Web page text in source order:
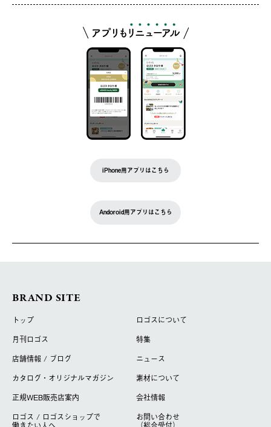
iPhone用アプリはこちら
Andoroid用アプリはこちら
BRAND SITE
トップ
ロゴスについて
月刊ロゴス
特集
店舗情報 / ブログ
ニュース
カタログ・オリジナルマガジン
素材について
正規WEB販売店案内
会社情報
ロゴス / ロゴスショップで
お問い合わせ